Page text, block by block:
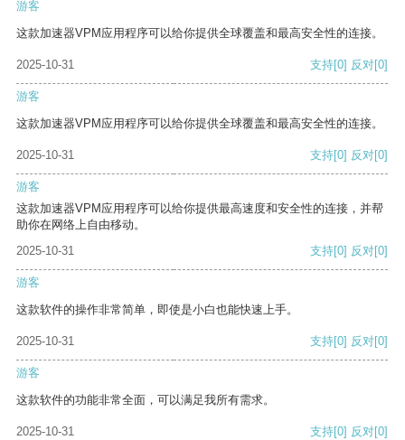
游客
这款加速器VPM应用程序可以给你提供全球覆盖和最高安全性的连接。
2025-10-31 支持[0] 反对[0]
游客
这款加速器VPM应用程序可以给你提供全球覆盖和最高安全性的连接。
2025-10-31 支持[0] 反对[0]
游客
这款加速器VPM应用程序可以给你提供最高速度和安全性的连接，并帮
助你在网络上自由移动。
2025-10-31
支持[0] 反对[0]
游客
这款软件的操作非常简单，即使是小白也能快速上手。
2025-10-31 支持[0] 反对[0]
游客
这款软件的功能非常全面，可以满足我所有需求。
2025-10-31 支持[0] 反对[0]